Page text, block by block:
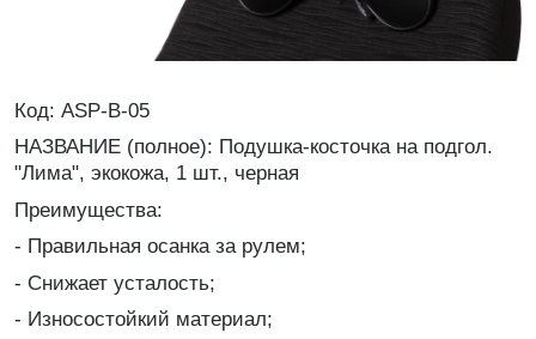
Код: ASP-B-05
НАЗВАНИЕ (полное): Подушка-косточка на подгол.
"Лима", экокожа, 1 шт., черная
Преимущества:
- Правильная осанка за рулем;
- Снижает усталость;
- Износостойкий материал;